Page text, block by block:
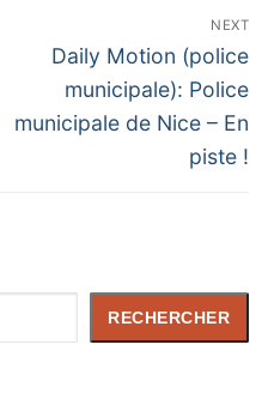
NEXT
Next
post:
Daily Motion (police
municipale): Police
municipale de Nice – En
piste !
RECHERCHER